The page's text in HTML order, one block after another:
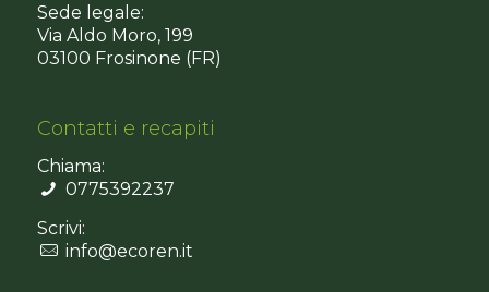
Sede legale:
Via Aldo Moro, 199
03100 Frosinone (FR)
Contatti e recapiti
Chiama:
0775392237
Scrivi:
info@ecoren.it